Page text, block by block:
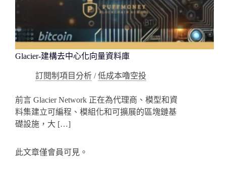
Glacier-建構去中心化向量資料庫
訂閱制項目分析 /低成本嚕空投
前言 Glacier Network 正在為代理商、模型和資
料集建立可編程、模組化和可擴展的區塊鏈基
礎設施，大 […]
此文章僅會員可見。